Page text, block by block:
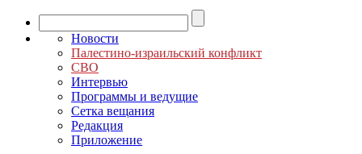
Новости
Палестино-израильский конфликт
СВО
Интервью
Программы и ведущие
Сетка вещания
Редакция
Приложение